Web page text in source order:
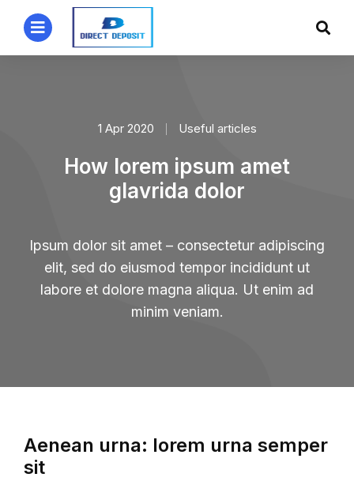
1 Apr 2020 Useful articles
How lorem ipsum amet
glavrida dolor
Ipsum dolor sit amet – consectetur adipiscing
elit, sed do eiusmod tempor incididunt ut
labore et dolore magna aliqua. Ut enim ad
minim veniam.
Aenean urna: lorem urna semper
sit